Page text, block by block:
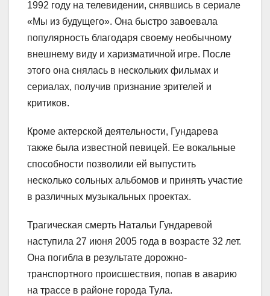
1992 году на телевидении, снявшись в сериале
«Мы из будущего». Она быстро завоевала
популярность благодаря своему необычному
внешнему виду и харизматичной игре. После
этого она снялась в нескольких фильмах и
сериалах, получив признание зрителей и
критиков.
Кроме актерской деятельности, Гундарева
также была известной певицей. Ее вокальные
способности позволили ей выпустить
несколько сольных альбомов и принять участие
в различных музыкальных проектах.
Трагическая смерть Натальи Гундаревой
наступила 27 июня 2005 года в возрасте 32 лет.
Она погибла в результате дорожно-
транспортного происшествия, попав в аварию
на трассе в районе города Тула.